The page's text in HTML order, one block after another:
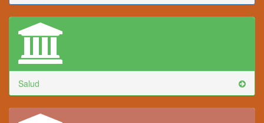
Salud